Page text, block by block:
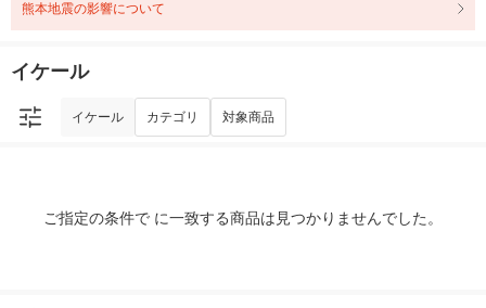
熊本地震の影響について
イケール
イケール カテゴリ 対象商品
ご指定の条件で に一致する商品は見つかりませんでした。